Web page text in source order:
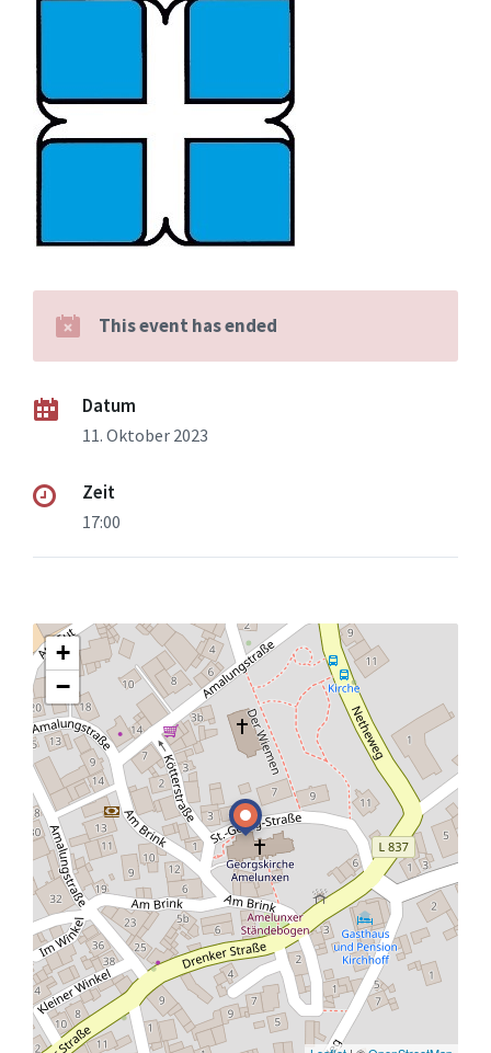
This event has ended
Datum
11. Oktober 2023
Zeit
17:00
+
−